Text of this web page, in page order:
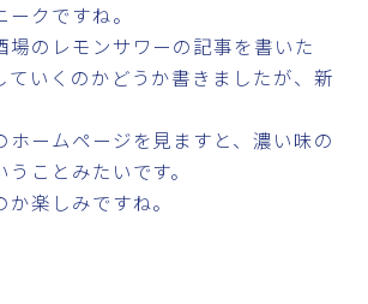
クですね。
場のレモンサワーの記事を書いた
ていくのかどうか書きましたが、新
ホームページを見ますと、濃い味の
ことみたいです。
楽しみですね。